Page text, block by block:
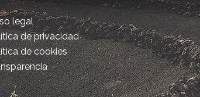
legal
de privacidad
de cookies